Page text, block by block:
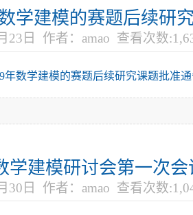
学建模的赛题后续研
23日 作者：amao 查看次数
年数学建模的赛题后续研究课题批准
学建模研讨会第一次
30日 作者：amao 查看次数